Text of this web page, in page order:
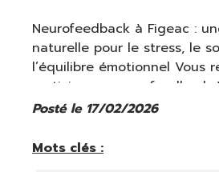
Neurofeedback à Figeac :
naturelle pour le stress, le
l’équilibre émotionnel Vous recherchez un
praticien en neurofeedback
mieux gérer votre stress,
sommeil ou retrouver une
émotionnelle
Posté le 17/02/2026
Mots clés :